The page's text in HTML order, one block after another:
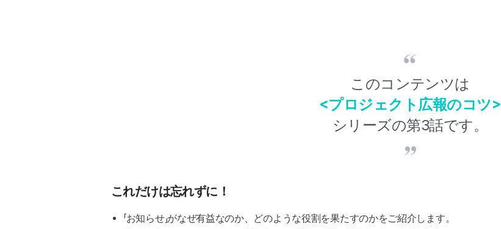
このコンテンツは
<プロジェクト広報のコツ>
シリーズの第3話です。
これだけは忘れずに！
「お知らせ」がなぜ有益なのか、どのような役割を果たすのかをご紹介します。